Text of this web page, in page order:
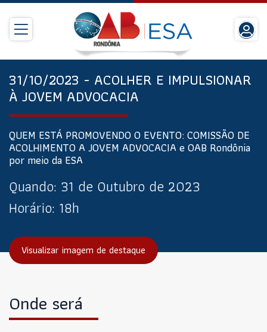
31/10/2023 - ACOLHER E IMPULSIONAR
À JOVEM ADVOCACIA
QUEM ESTÁ PROMOVENDO O EVENTO: COMISSÃO DE
ACOLHIMENTO A JOVEM ADVOCACIA e OAB Rondônia
por meio da ESA
Quando: 31 de Outubro de 2023
Horário: 18h
Visualizar imagem de destaque
Onde será